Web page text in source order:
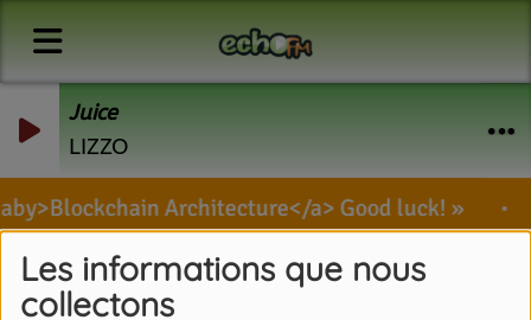
Les informations que nous
collectons
Juice
LIZZO
Architecture</a> Good luck!